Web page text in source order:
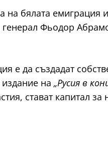
бялата емиграция
Фьодор
е да създадат
на „Русия в
стават капитал